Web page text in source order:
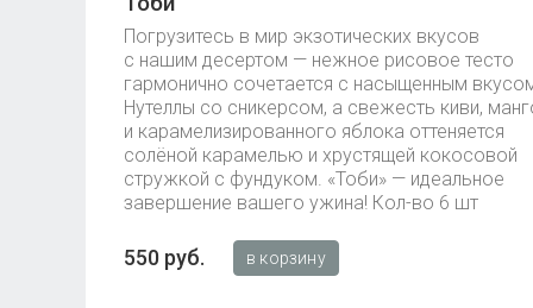
Погрузитесь в мир экзотических вкусов
с нашим десертом — нежное рисовое тесто
гармонично сочетается с насыщенным
Нутеллы со сникерсом, а свежесть киви,
и карамелизированного яблока оттеняется
солёной карамелью и хрустящей кокосовой
стружкой с фундуком. «Тоби» — идеальное
завершение вашего ужина! Кол-во 6 шт
550 руб. в корзину